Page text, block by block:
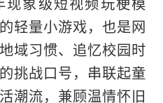
轻量小游戏，也是网
域习惯、追忆校园时
挑战口号，串联起童
潮流，兼顾温情怀旧